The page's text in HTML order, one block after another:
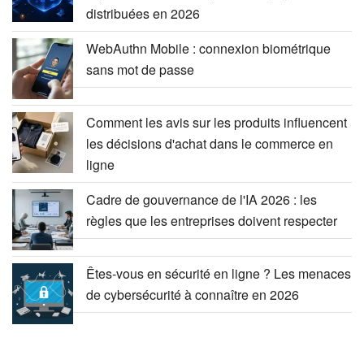
distribuées en 2026
WebAuthn Mobile : connexion biométrique
sans mot de passe
Comment les avis sur les produits influencent
les décisions d'achat dans le commerce en
ligne
Cadre de gouvernance de l'IA 2026 : les
règles que les entreprises doivent respecter
Êtes-vous en sécurité en ligne ? Les menaces
de cybersécurité à connaître en 2026